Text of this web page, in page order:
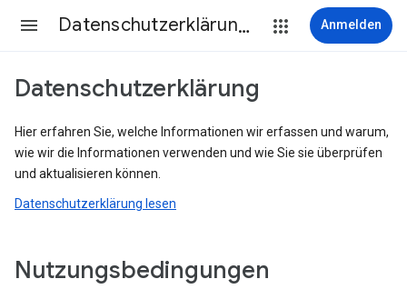
Datenschutzerklärung & Nutzungsbedingungen Anmelden
Datenschutzerklärung
Hier erfahren Sie, welche Informationen wir erfassen und warum,
wie wir die Informationen verwenden und wie Sie sie überprüfen
und aktualisieren können.
Datenschutzerklärung lesen
Nutzungsbedingungen